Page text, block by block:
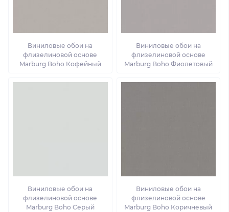
Виниловые обои на
флизелиновой основе
Marburg Boho Кофейный
Виниловые обои на
флизелиновой основе
Marburg Boho Фиолетовый
Виниловые обои на
флизелиновой основе
Marburg Boho Серый
Виниловые обои на
флизелиновой основе
Marburg Boho Коричневый